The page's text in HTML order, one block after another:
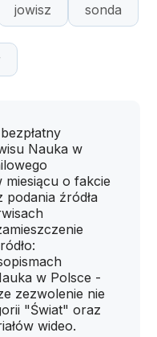
jowisz sonda
Nauka w
o fakcie
źródła
w Polsce -
zezwolenie nie
"Świat" oraz
wideo.